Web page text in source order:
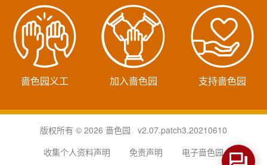
啬色园义工 加入啬色园 支持啬色园
版权所有 © 2026 啬色园 v2.07.patch3.20210610
收集个人资料声明
免责声明 电子啬色园